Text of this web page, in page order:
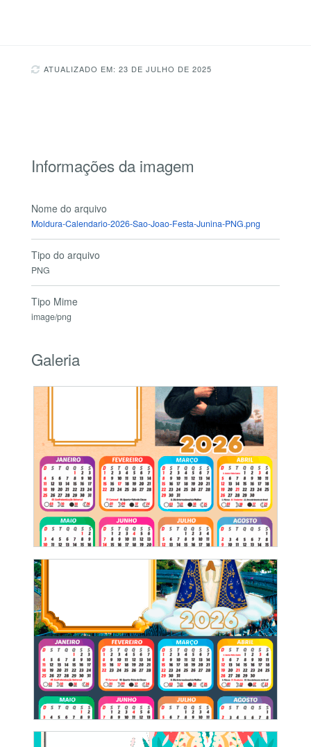
ATUALIZADO EM: 23 DE JULHO DE 2025
Informações da imagem
Nome do arquivo
Moldura-Calendario-2026-Sao-Joao-Festa-Junina-PNG.png
Tipo do arquivo
PNG
Tipo Mime
image/png
Galeria